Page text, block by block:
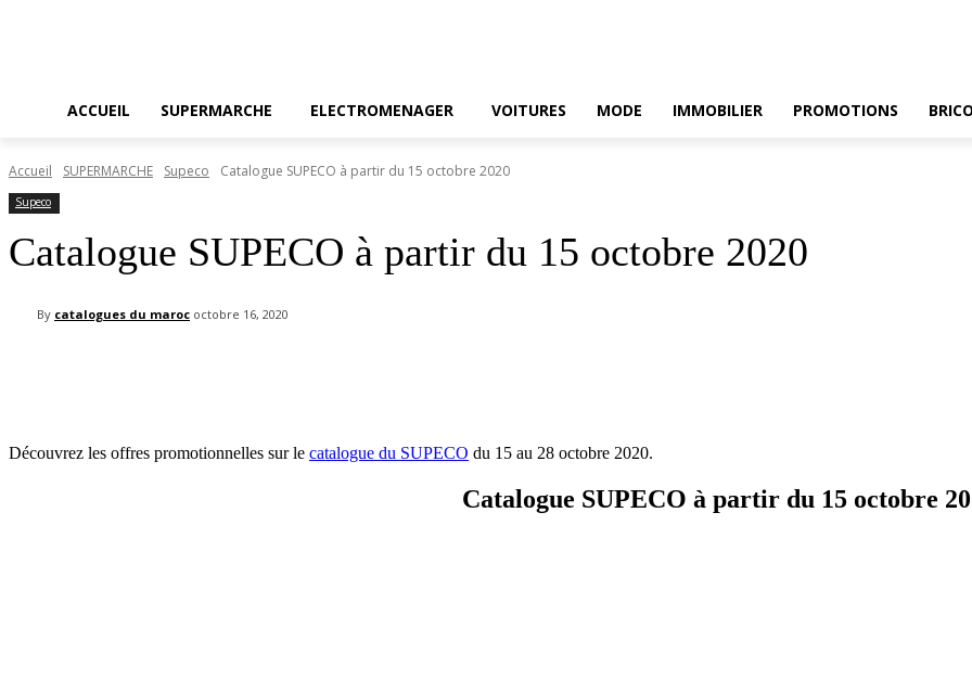
ACCUEIL SUPERMARCHE ELECTROMENAGER VOITURES MODE IMMOBILIER PROMOTIONS
Accueil SUPERMARCHE Supeco Catalogue SUPECO à partir du 15 octobre 2020
Supeco
Catalogue SUPECO à partir du 15 octobre 2020
By catalogues du maroc octobre 16, 2020
Découvrez les offres promotionnelles sur le catalogue du SUPECO du 15 au 28 octobre 2020.
Catalogue SUPECO à partir du 15 octobre